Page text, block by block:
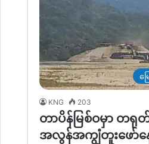
မ
KNG 203
တာပိန်မြစ်ဝမှာ တရု
အလွန်အကျွံတူးဖော်န